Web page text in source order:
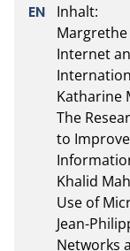
Inhalt:
Internet
Katharine
The
to
Khalid
Use of
Jean-
Networks